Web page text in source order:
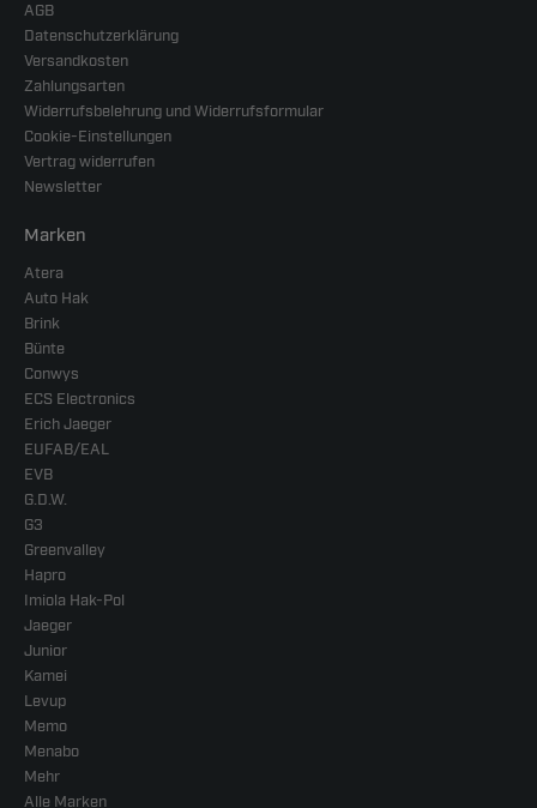
AGB
Datenschutzerklärung
Versandkosten
Zahlungsarten
Widerrufsbelehrung und Widerrufsformular
Cookie-Einstellungen
Vertrag widerrufen
Newsletter
Marken
Atera
Auto Hak
Brink
Bünte
Conwys
ECS Electronics
Erich Jaeger
EUFAB/EAL
EVB
G.D.W.
G3
Greenvalley
Hapro
Imiola Hak-Pol
Jaeger
Junior
Kamei
Levup
Memo
Menabo
Mehr
Alle Marken